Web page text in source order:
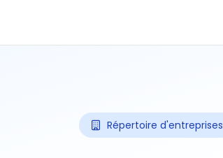
Répertoire d'entreprises